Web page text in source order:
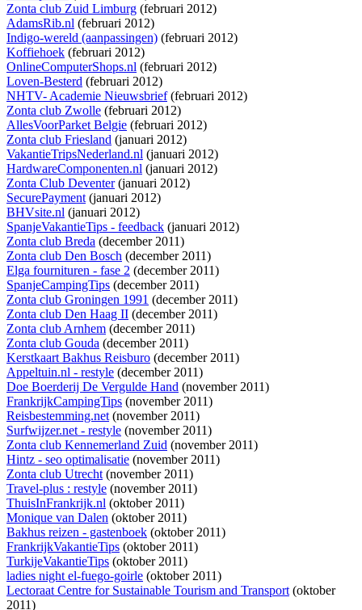
Zonta club Zuid Limburg (februari 2012)
AdamsRib.nl (februari 2012)
Indigo-wereld (aanpassingen) (februari 2012)
Koffiehoek (februari 2012)
OnlineComputerShops.nl (februari 2012)
Loven-Besterd (februari 2012)
NHTV- Academie Nieuwsbrief(februari 2012)
Zonta club Zwolle (februari 2012)
AllesVoorParket Belgie (februari 2012)
Zonta club Friesland (januari 2012)
VakantieTripsNederland.nl (januari 2012)
HardwareComponenten.nl (januari 2012)
Zonta Club Deventer(januari 2012)
SecurePayment(januari 2012)
BHVsite.nl (januari 2012)
SpanjeVakantieTips - feedback (januari 2012)
Zonta club Breda (december 2011)
Zonta club Den Bosch (december 2011)
Elga fournituren - fase 2 (december 2011)
SpanjeCampingTips (december 2011)
Zonta club Groningen 1991 (december 2011)
Zonta club Den Haag II (december 2011)
Zonta club Arnhem (december 2011)
Zonta club Gouda (december 2011)
Kerstkaart Bakhus Reisburo (december 2011)
Appeltuin.nl - restyle (december 2011)
Doe Boerderij De Vergulde Hand (november 2011)
FrankrijkCampingTips (november 2011)
Reisbestemming.net(november 2011)
Surfwijzer.net - restyle (november 2011)
Zonta club Kennemerland Zuid (november 2011)
Hintz - seo optimalisatie (november 2011)
Zonta club Utrecht(november 2011)
Travel-plus : restyle (november 2011)
ThuisInFrankrijk.nl (oktober 2011)
Monique van Dalen (oktober 2011)
Bakhus reizen - gastenboek (oktober 2011)
FrankrijkVakantieTips (oktober 2011)
TurkijeVakantieTips (oktober 2011)
ladies night el-fuego-goirle (oktober 2011)
Lectoraat Centre for Sustainable Tourism and Transport(oktober
2011)